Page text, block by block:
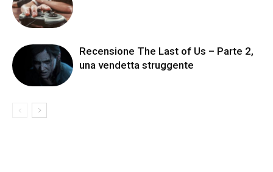
Recensione The Last of Us – Parte 2,
una vendetta struggente